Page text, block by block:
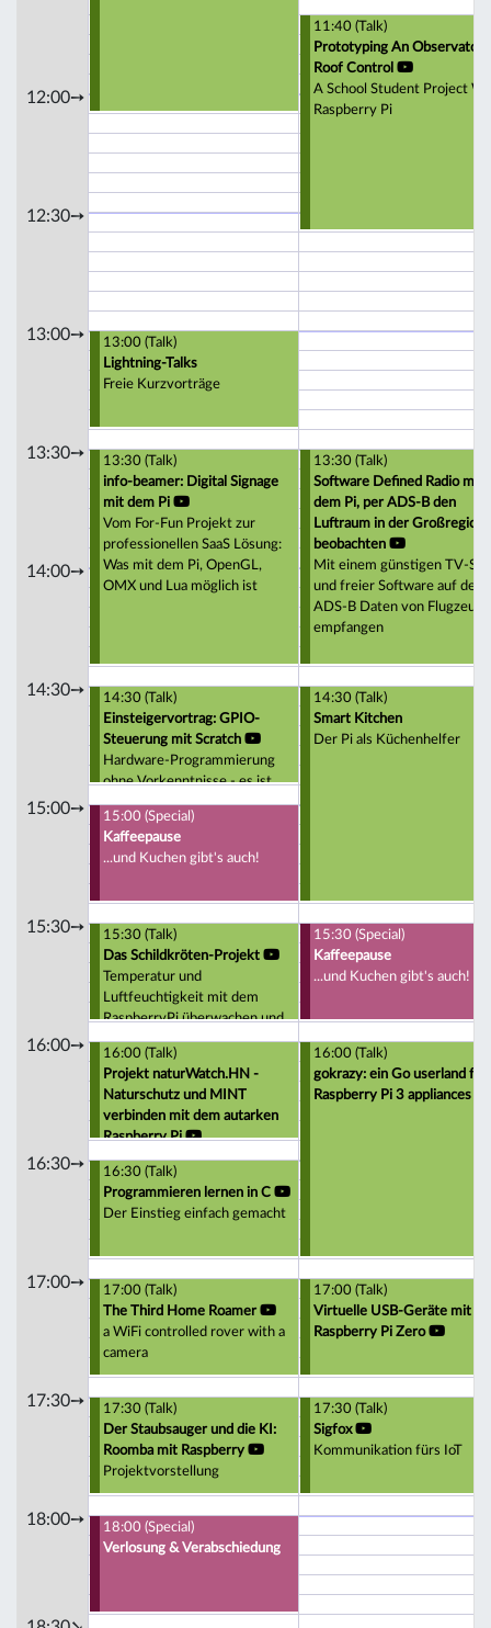
12:00➙
12:30➙
13:00➙
13:30➙
14:00➙
14:30➙
15:00➙
15:30➙
16:00➙
16:30➙
17:00➙
17:30➙
18:00➙
11:40 (Talk)
Prototyping An Observatory
Roof Control
A School Student Project
Raspberry Pi
13:00 (Talk)
Lightning-Talks
Freie Kurzvorträge
13:30 (Talk)
info-beamer: Digital Signage
mit dem Pi
Vom For-Fun Projekt zur
professionellen SaaS Lösung:
Was mit dem Pi, OpenGL,
OMX und Lua möglich ist
13:30 (Talk)
Software Defined Radio mit
dem Pi, per ADS-B den
Luftraum in der Großregion
beobachten
Mit einem günstigen TV-
und freier Software auf dem
ADS-B Daten von
empfangen
14:30 (Talk)
Einsteigervortrag: GPIO-
Steuerung mit Scratch
Hardware-Programmierung
ohne Vorkenntnisse - es ist
wirklich so einfach :-)
14:30 (Talk)
Smart Kitchen
Der Pi als Küchenhelfer
15:00 (Special)
Kaffeepause
...und Kuchen gibt's auch!
15:30 (Talk)
Das Schildkröten-Projekt
Temperatur und
Luftfeuchtigkeit mit dem
RaspberryPi überwachen und
die Schildkröten beobachten
15:30 (Special)
Kaffeepause
...und Kuchen gibt's auch!
16:00 (Talk)
Projekt naturWatch.HN -
Naturschutz und MINT
verbinden mit dem autarken
Raspberry Pi
Warum der Einsatz des
Raspberry Pi schon
Gamification ist.
16:00 (Talk)
gokrazy: ein Go userland für
Raspberry Pi 3 appliances
16:30 (Talk)
Programmieren lernen in C
Der Einstieg einfach gemacht
17:00 (Talk)
The Third Home Roamer
a WiFi controlled rover with a
camera
17:00 (Talk)
Virtuelle USB-Geräte mit
Raspberry Pi Zero
17:30 (Talk)
Der Staubsauger und die KI:
Roomba mit Raspberry
Projektvorstellung
17:30 (Talk)
Sigfox
Kommunikation fürs IoT
18:00 (Special)
Verlosung & Verabschiedung